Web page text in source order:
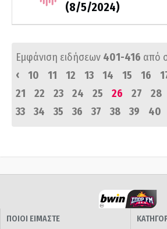
(8/5/2024)
Εμφάνιση ειδήσεων 401-416 από
‹
10 11 12 13 14 15 16
21
22 23 24 25 26 27 28
33
34 35 36 37 38 39 40
ΠΟΙΟΙ ΕΙΜΑΣΤΕ